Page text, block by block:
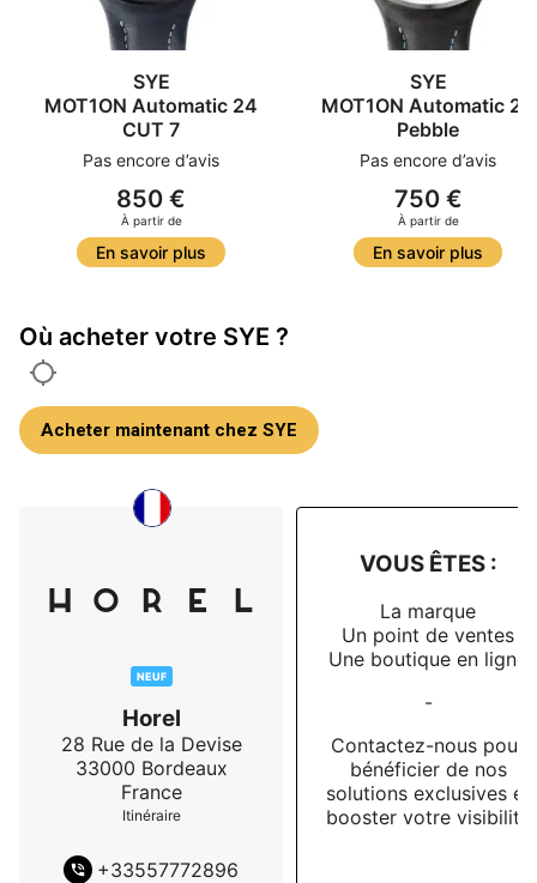
SYE
MOT1ON Automatic 24
CUT 7
Pas encore d’avis
850 €
À partir de
En savoir plus
SYE
MOT1ON Automatic 24
Pebble
Pas encore d’avis
750 €
À partir de
En savoir plus
Où acheter votre SYE ?
Acheter maintenant chez SYE
NEUF
Horel
28 Rue de la Devise
33000 Bordeaux
France
Itinéraire
+33557772896
VOUS ÊTES :
La marque
Un point de ventes
Une boutique en ligne
-
Contactez-nous pour
bénéficier de nos
solutions exclusives et
booster votre visibilité